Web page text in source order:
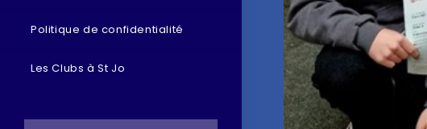
Politique de confidentialité
Les Clubs à St Jo